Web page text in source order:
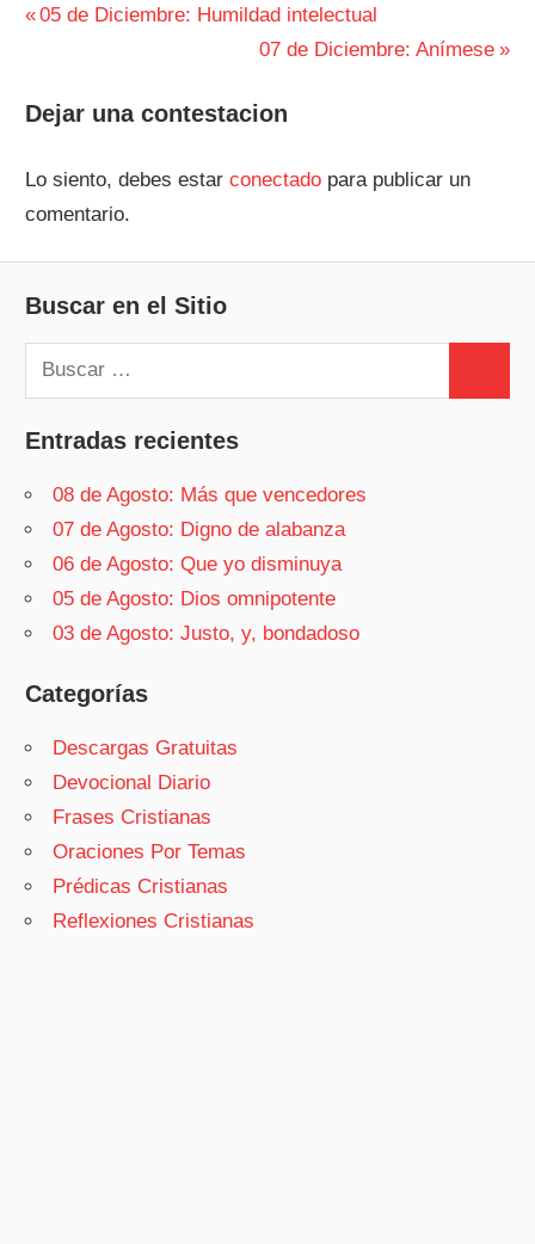
Navegación
entradas
Entrada
05 de Diciembre: Humildad intelectual
Siguiente
07 de Diciembre: Anímese
Dejar una contestacion
Lo siento, debes estarconectado para publicar un
comentario.
Buscar en el Sitio
Buscar:
Entradas recientes
08 de Agosto: Más que vencedores
07 de Agosto: Digno de alabanza
06 de Agosto: Que yo disminuya
05 de Agosto: Dios omnipotente
03 de Agosto: Justo, y, bondadoso
Categorías
Descargas Gratuitas
Devocional Diario
Frases Cristianas
Oraciones Por Temas
Prédicas Cristianas
Reflexiones Cristianas